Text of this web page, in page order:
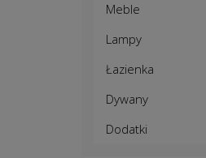
Meble
Lampy
Łazienka
Dywany
Dodatki